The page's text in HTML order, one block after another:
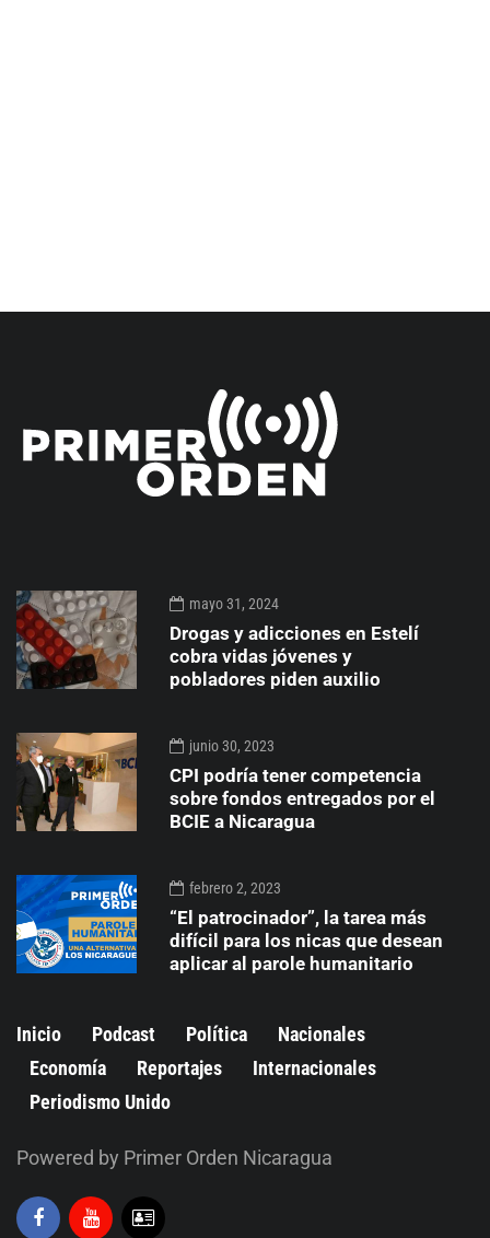
mayo 31, 2024
Drogas y adicciones en Estelí
cobra vidas jóvenes y
pobladores piden auxilio
junio 30, 2023
CPI podría tener competencia
sobre fondos entregados por el
BCIE a Nicaragua
febrero 2, 2023
“El patrocinador”, la tarea más
difícil para los nicas que desean
aplicar al parole humanitario
Inicio Podcast Política
Nacionales
Economía
Reportajes
Internacionales
Periodismo Unido
Powered by Primer Orden Nicaragua